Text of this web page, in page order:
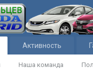
Наша команда
Активность